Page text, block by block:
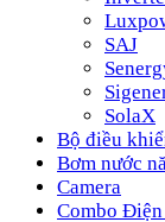
SAJ
SolaX
Bộ điều
Bơm nước
Camera
Combo